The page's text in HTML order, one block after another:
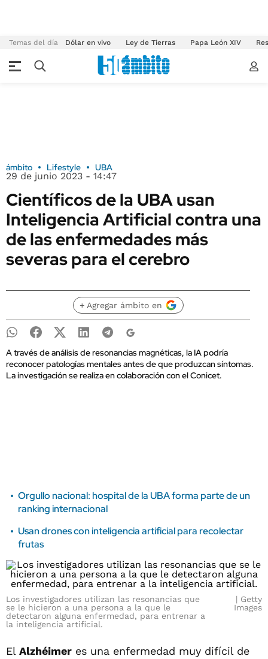
Temas del día Dólar en vivo Ley de Tierras Papa León XIV
ámbito Lifestyle UBA
29 de junio 2023 - 14:47
Científicos de la UBA usan
Inteligencia Artificial contra una
de las enfermedades más
severas para el cerebro
+ Agregar ámbito en
A través de análisis de resonancias magnéticas, la IA podría
reconocer patologías mentales antes de que produzcan síntomas.
La investigación se realiza en colaboración con el Conicet.
Orgullo nacional: hospital de la UBA forma parte de un
ranking internacional
Usan drones con inteligencia artificial para recolectar
frutas
Los investigadores utilizan las resonancias que
se le hicieron a una persona a la que le
detectaron alguna enfermedad, para entrenar a
la inteligencia artificial.
Getty
Images
El Alzhéimer es una enfermedad muy difícil de